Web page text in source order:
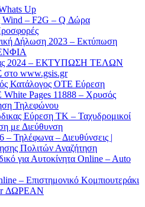
Up
Wind – F2G – Q Δώρα
Δήλωση 2023 – Εκτύπωση
2024 – ΕΚΤΥΠΩΣΗ ΤΕΛΩΝ
www.gsis.gr
Κατάλογος ΟΤΕ Εύρεση
Pages 11888 – Χρυσός
Τηλεφώνου
Εύρεση ΤΚ – Ταχυδρομικοί
με Διεύθυνση
Τηλέφωνα – Διευθύνσεις |
Πολιτών Αναζήτηση
για Αυτοκίνητα Online – Auto
– Επιστημονικό Κομπιουτεράκι
ΔΩΡΕΑΝ